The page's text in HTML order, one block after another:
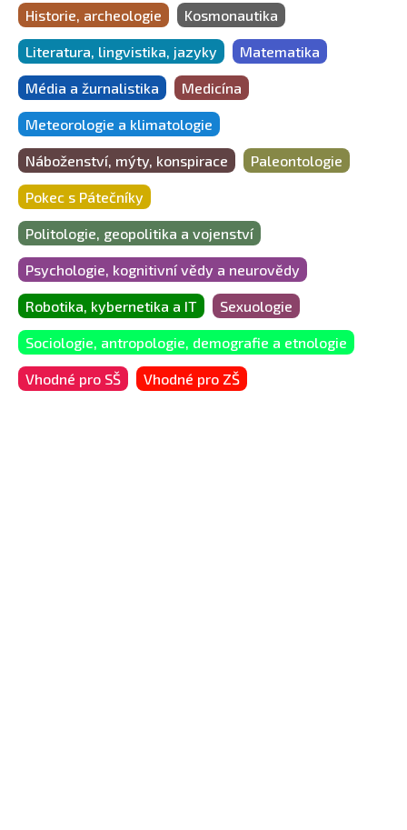
Historie, archeologie Kosmonautika
Literatura, lingvistika, jazyky Matematika
Média a žurnalistika Medicína
Meteorologie a klimatologie
Náboženství, mýty, konspirace Paleontologie
Pokec s Pátečníky
Politologie, geopolitika a vojenství
Psychologie, kognitivní vědy a neurovědy
Robotika, kybernetika a IT Sexuologie
Sociologie, antropologie, demografie a etnologie
Vhodné pro SŠ Vhodné pro ZŠ